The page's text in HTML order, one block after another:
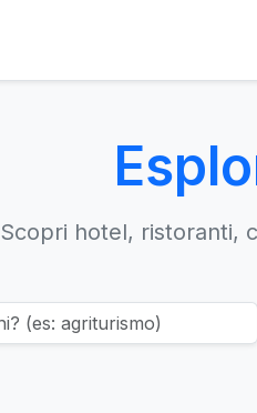
Scopri hotel, ristoranti,